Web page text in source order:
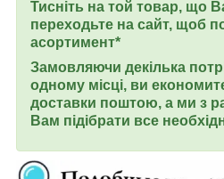
Тисніть на той товар, що
переходьте на сайт, щоб
асортимент*
Замовляючи декілька
одному місці, ви
доставки поштою, а ми з
Вам підібрати все